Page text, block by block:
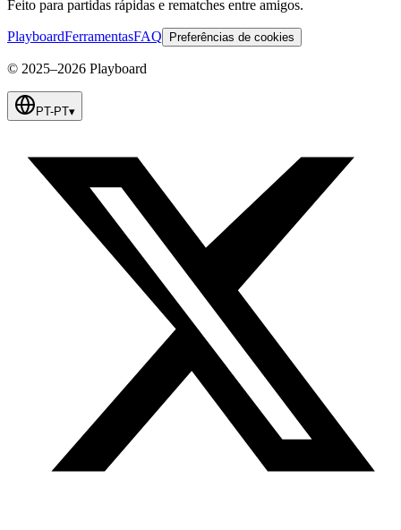
Feito para partidas rápidas e rematches entre amigos.
PlayboardFerramentasFAQ Preferências de cookies
© 2025–2026 Playboard
PT-PT▾